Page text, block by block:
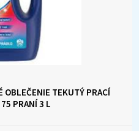
OBLEČENIE TEKUTÝ PRACÍ
PRANÍ 3 L